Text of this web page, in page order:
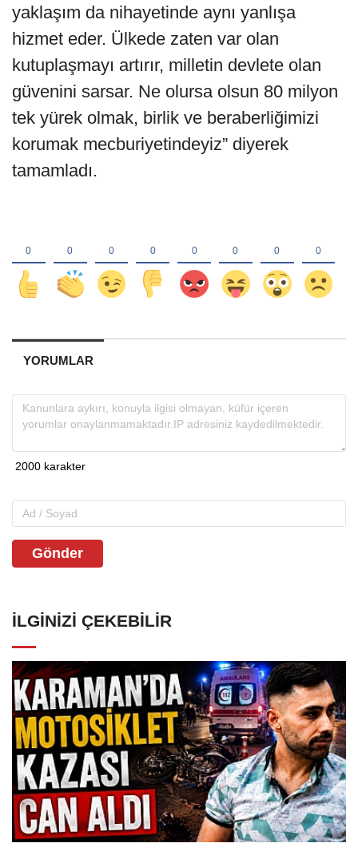
yaklaşım da nihayetinde aynı yanlışa
hizmet eder. Ülkede zaten var olan
kutuplaşmayı artırır, milletin devlete olan
güvenini sarsar. Ne olursa olsun 80 milyon
tek yürek olmak, birlik ve beraberliğimizi
korumak mecburiyetindeyiz” diyerek
tamamladı.
YORUMLAR
Gönder
İLGINIZI ÇEKEBILIR